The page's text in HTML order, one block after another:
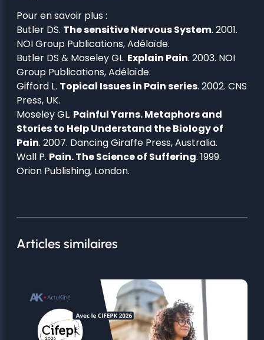
Pour en savoir plus :
Butler DS. The sensitive Nervous System. 2001.
NOI Group Publications, Adélaïde.
Butler DS & Moseley GL. Explain Pain. 2003. NOI
Group Publications, Adélaïde.
Gifford L. Topical Issues in Pain series. 2002. CNS
Press, UK.
Moseley GL. Painful Yarns. Metaphors and
Stories to Help Understand the Biology of
Pain. 2007. Dancing Giraffe Press, Australia.
Wall P. Pain. The Science of Suffering. 1999.
Orion Publishing, London.
Articles similaires